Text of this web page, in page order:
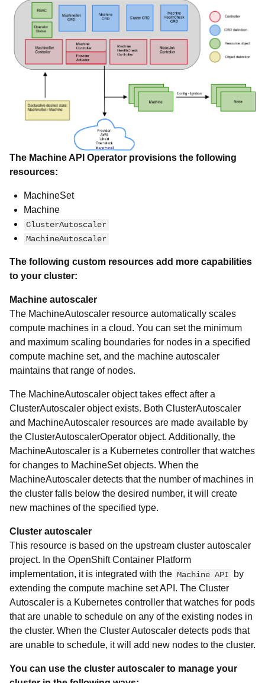
The Machine API Operator provisions the following
resources:
MachineSet
Machine
ClusterAutoscaler
MachineAutoscaler
The following custom resources add more capabilities
to your cluster:
Machine autoscaler
The MachineAutoscaler resource automatically scales
compute machines in a cloud. You can set the minimum
and maximum scaling boundaries for nodes in a specified
compute machine set, and the machine autoscaler
maintains that range of nodes.
The MachineAutoscaler object takes effect after a
ClusterAutoscaler object exists. Both ClusterAutoscaler
and MachineAutoscaler resources are made available by
the ClusterAutoscalerOperator object. Additionally, the
MachineAutoscaler is a Kubernetes controller that watches
for changes to MachineSet objects. When the
MachineAutoscaler detects that the number of machines in
the cluster falls below the desired number, it will create
new machines of the specified type.
Cluster autoscaler
This resource is based on the upstream cluster autoscaler
project. In the OpenShift Container Platform
implementation, it is integrated with the Machine API
by
extending the compute machine set API. The Cluster
Autoscaler is a Kubernetes controller that watches for pods
that are unable to schedule on any of the existing nodes in
the cluster. When the Cluster Autoscaler detects pods that
are unable to schedule, it will add new nodes to the cluster.
You can use the cluster autoscaler to manage your